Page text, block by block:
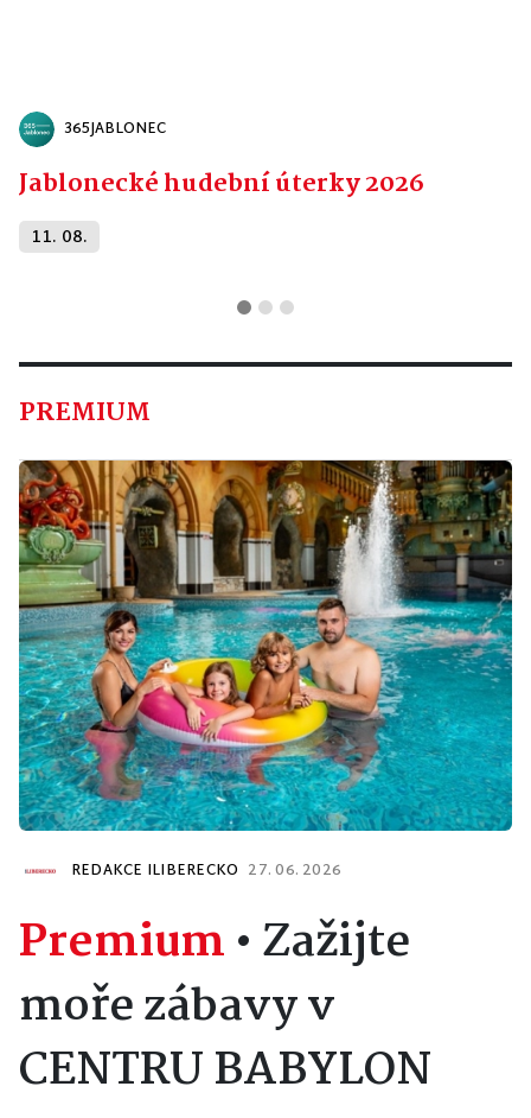
365JABLONEC
Jablonecké hudební úterky 2026
11. 08.
PREMIUM
REDAKCE ILIBERECKO 27. 06. 2026
Premium•Zažijte
moře zábavy v
CENTRU BABYLON